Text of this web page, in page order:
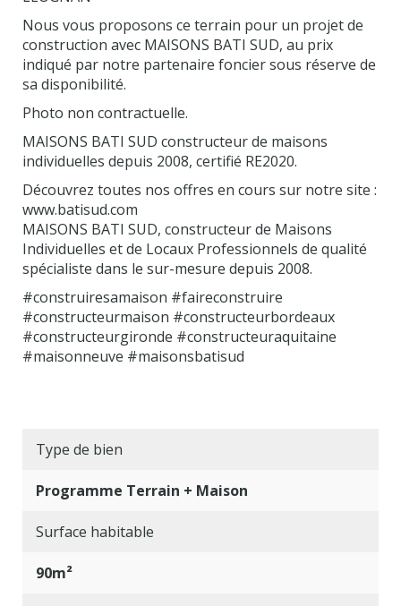
Nous vous proposons ce terrain pour un projet de
construction avec MAISONS BATI SUD, au prix
indiqué par notre partenaire foncier sous réserve de
sa disponibilité.
Photo non contractuelle.
MAISONS BATI SUD constructeur de maisons
individuelles depuis 2008, certifié RE2020.
Découvrez toutes nos offres en cours sur notre site :
www.batisud.com
MAISONS BATI SUD, constructeur de Maisons
Individuelles et de Locaux Professionnels de qualité
spécialiste dans le sur-mesure depuis 2008.
#construiresamaison #faireconstruire
#constructeurmaison #constructeurbordeaux
#constructeurgironde #constructeuraquitaine
#maisonneuve #maisonsbatisud
Type de bien
Programme Terrain + Maison
Surface habitable
90m²